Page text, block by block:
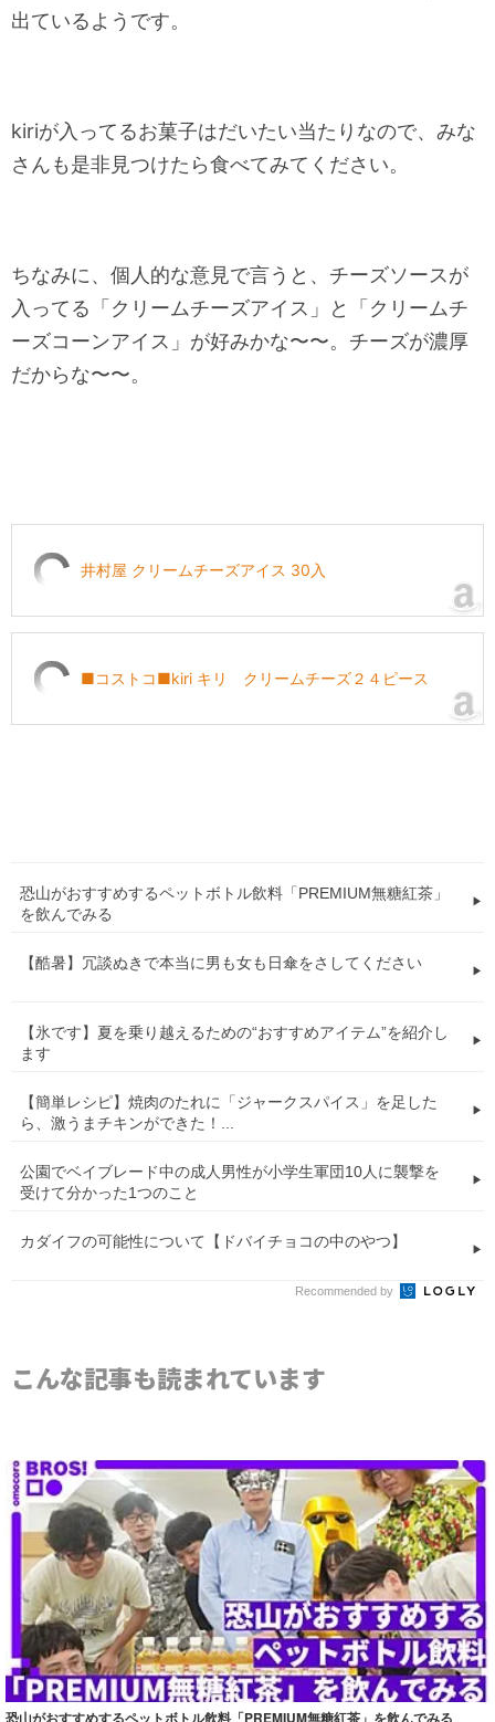
出ているようです。
kiriが入ってるお菓子はだいたい当たりなので、みな
さんも是非見つけたら食べてみてください。
ちなみに、個人的な意見で言うと、チーズソースが
入ってる「クリームチーズアイス」と「クリームチ
ーズコーンアイス」が好みかな〜〜。チーズが濃厚
だからな〜〜。
井村屋 クリームチーズアイス 30入
■コストコ■kiri キリ クリームチーズ２４ピース
恐山がおすすめするペットボトル飲料「PREMIUM無糖紅茶」
を飲んでみる
【酷暑】冗談ぬきで本当に男も女も日傘をさしてください
【氷です】夏を乗り越えるための“おすすめアイテム”を紹介し
ます
【簡単レシピ】焼肉のたれに「ジャークスパイス」を足した
ら、激うまチキンができた！...
公園でベイブレード中の成人男性が小学生軍団10人に襲撃を
受けて分かった1つのこと
カダイフの可能性について【ドバイチョコの中のやつ】
Recommended by
こんな記事も読まれています
恐山がおすすめするペットボトル飲料「PREMIUM無糖紅茶」を飲んでみる